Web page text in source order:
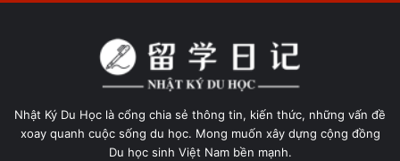
Nhật Ký Du Học là cổng chia sẻ thông tin, kiến thức, những vấn đề
xoay quanh cuộc sống du học. Mong muốn xây dựng cộng đồng
Du học sinh Việt Nam bền mạnh.